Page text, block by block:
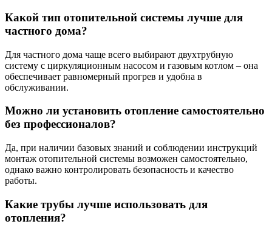
Какой тип отопительной системы лучше для
частного дома?
Для частного дома чаще всего выбирают двухтрубную
систему с циркуляционным насосом и газовым котлом – она
обеспечивает равномерный прогрев и удобна в
обслуживании.
Можно ли установить отопление самостоятельно
без профессионалов?
Да, при наличии базовых знаний и соблюдении инструкций
монтаж отопительной системы возможен самостоятельно,
однако важно контролировать безопасность и качество
работы.
Какие трубы лучше использовать для
отопления?